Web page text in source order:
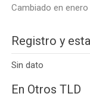
Cambiado en enero
Registro y
Sin dato
En Otros TLD